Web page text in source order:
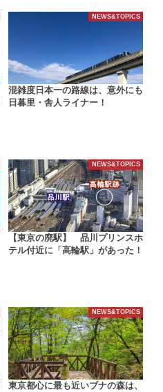
NEWS&TOPICS
混雑度日本一の路線は、意外にも
日暮里・舎人ライナー！
NEWS&TOPICS
【東京の廃駅】 品川プリンスホ
テル付近に「高輪駅」があった！
NEWS&TOPICS
東京都心に最も近いブナの森は、